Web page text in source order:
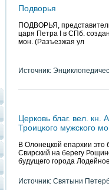
Подворья
ПОДВОРЬЯ,
царя Петра I в СПб.
мон. (Разъезжая ул
Источник:
Церковь благ. вел.
Троицкого мужского
В Олонецкой епархии это
Свирский на берегу
будущего города
Источник: Святыни